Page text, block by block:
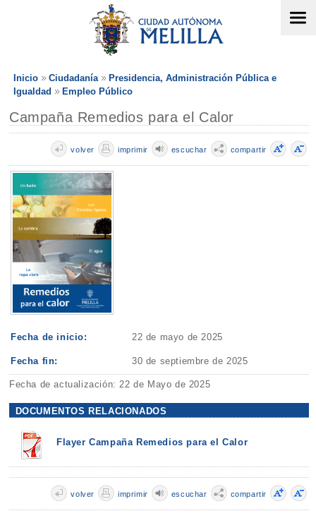
Inicio Ciudadanía
Presidencia, Administración Pública e
Igualdad
Empleo Público
Campaña Remedios para el Calor
compartir
escuchar
imprimir
volver
Fecha de inicio: 22 de mayo de 2025
Fecha fin: 30 de septiembre de 2025
Fecha de actualización: 22 de Mayo de 2025
DOCUMENTOS RELACIONADOS
Flayer Campaña Remedios para el Calor
compartir
escuchar
imprimir
volver